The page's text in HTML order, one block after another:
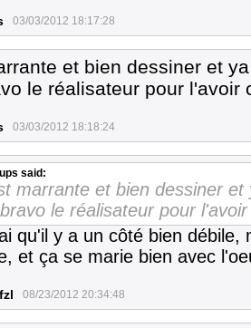
03/03/2012 18:17:28
et bien dessiner et
le réalisateur pour l'avoir
03/03/2012 18:18:24
said:
marrante et bien dessiner
le réalisateur pour
qu'il y a un côté bien
et ça se marie bien avec
08/23/2012 20:34:48